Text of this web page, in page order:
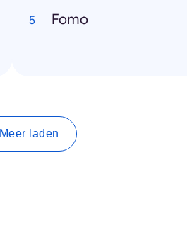
Fomo
Meer laden